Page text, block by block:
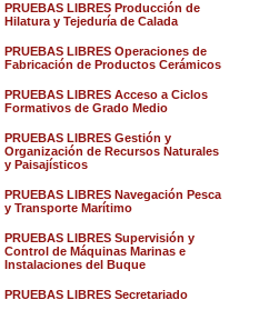
PRUEBAS LIBRES Producción de
Hilatura y Tejeduría de Calada
PRUEBAS LIBRES Operaciones de
Fabricación de Productos Cerámicos
PRUEBAS LIBRES Acceso a Ciclos
Formativos de Grado Medio
PRUEBAS LIBRES Gestión y
Organización de Recursos Naturales
y Paisajísticos
PRUEBAS LIBRES Navegación Pesca
y Transporte Marítimo
PRUEBAS LIBRES Supervisión y
Control de Máquinas Marinas e
Instalaciones del Buque
PRUEBAS LIBRES Secretariado